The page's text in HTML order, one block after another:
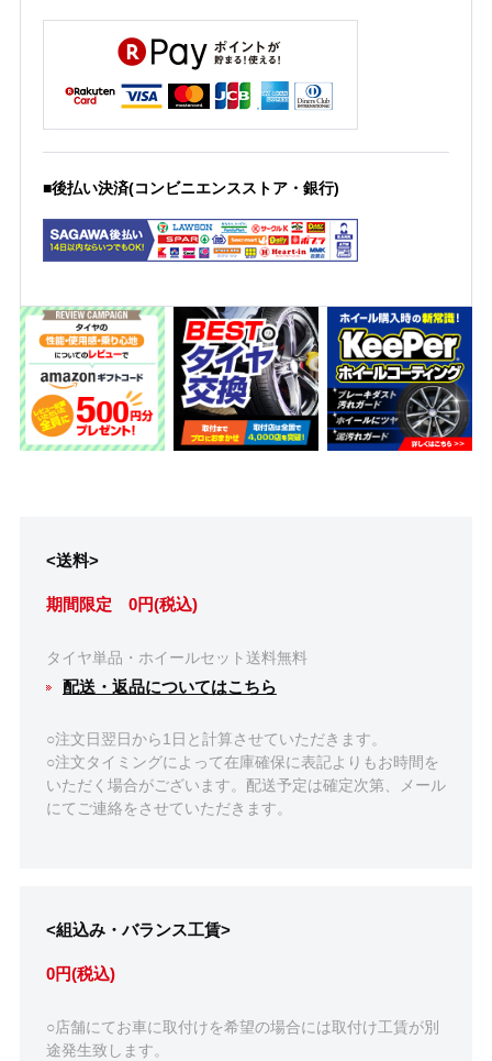
■後払い決済(コンビニエンスストア・銀行)
<送料>
期間限定 0円(税込)
タイヤ単品・ホイールセット送料無料
配送・返品についてはこちら
○注文日翌日から1日と計算させていただきます。
○注文タイミングによって在庫確保に表記よりもお時間を
いただく場合がございます。配送予定は確定次第、メール
にてご連絡をさせていただきます。
<組込み・バランス工賃>
0円(税込)
○店舗にてお車に取付けを希望の場合には取付け工賃が別
途発生致します。